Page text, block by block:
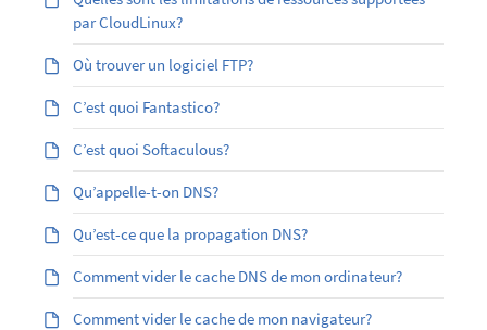
par CloudLinux?
Où trouver un logiciel FTP?
C’est quoi Fantastico?
C’est quoi Softaculous?
Qu’appelle-t-on DNS?
Qu’est-ce que la propagation DNS?
Comment vider le cache DNS de mon ordinateur?
Comment vider le cache de mon navigateur?